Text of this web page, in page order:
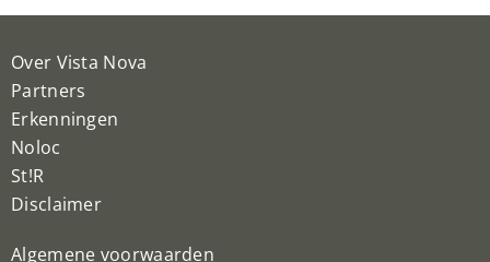
Over Vista Nova
Partners
Erkenningen
Noloc
St!R
Disclaimer
Algemene voorwaarden